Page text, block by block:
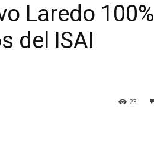
Laredo 100%
del ISAI
23